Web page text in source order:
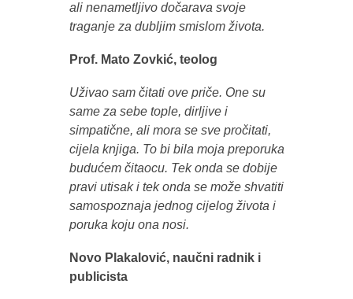
ali nenametljivo dočarava svoje
traganje za dubljim smislom života.
Prof. Mato Zovkić, teolog
Uživao sam čitati ove priče. One su
same za sebe tople, dirljive i
simpatične, ali mora se sve pročitati,
cijela knjiga. To bi bila moja preporuka
budućem čitaocu. Tek onda se dobije
pravi utisak i tek onda se može shvatiti
samospoznaja jednog cijelog života i
poruka koju ona nosi.
Novo Plakalović, naučni radnik i
publicista